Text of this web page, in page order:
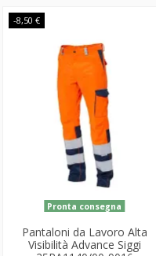
-8,50 €
Pronta consegna
Pantaloni da Lavoro Alta
Visibilità Advance Siggi